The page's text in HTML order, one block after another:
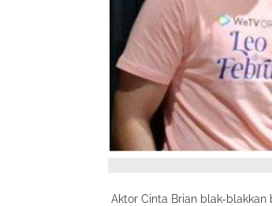
Aktor Cinta Brian blak-blakkan